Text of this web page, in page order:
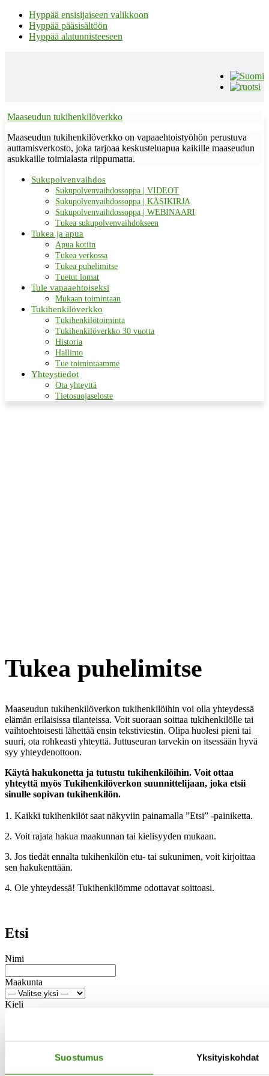
Suostumus Yksityiskohdat
Hyppää ensisijaiseen valikkoon
Hyppää pääsisältöön
Hyppää alatunnisteeseen
Maaseudun tukihenkilöverkko
Maaseudun tukihenkilöverkko on vapaaehtoistyöhön perustuva
auttamisverkosto, joka tarjoaa keskusteluapua kaikille maaseudun
asukkaille toimialasta riippumatta.
Sukupolvenvaihdos
Sukupolvenvaihdossoppa | VIDEOT
Sukupolvenvaihdossoppa | KÄSIKIRJA
Sukupolvenvaihdossoppa | WEBINAARI
Tukea sukupolvenvaihdokseen
Tukea ja apua
Apua kotiin
Tukea verkossa
Tukea puhelimitse
Tuetut lomat
Tule vapaaehtoiseksi
Mukaan toimintaan
Tukihenkilöverkko
Tukihenkilötoiminta
Tukihenkilöverkko 30 vuotta
Historia
Hallinto
Tue toimintaamme
Yhteystiedot
Ota yhteyttä
Tietosuojaseloste
Tukea puhelimitse
Maaseudun tukihenkilöverkon tukihenkilöihin voi olla yhteydessä
elämän erilaisissa tilanteissa. Voit suoraan soittaa tukihenkilölle tai
vaihtoehtoisesti lähettää ensin tekstiviestin. Olipa huolesi pieni tai
suuri, ota rohkeasti yhteyttä. Juttuseuran tarvekin on itsessään hyvä
syy yhteydenottoon.
Käytä hakukonetta ja tutustu tukihenkilöihin. Voit ottaa
yhteyttä myös Tukihenkilöverkon suunnittelijaan, joka etsii
sinulle sopivan tukihenkilön.
1. Kaikki tukihenkilöt saat näkyviin painamalla ”Etsi” -painiketta.
2. Voit rajata hakua maakunnan tai kielisyyden mukaan.
3. Jos tiedät ennalta tukihenkilön etu- tai sukunimen, voit kirjoittaa
sen hakukenttään.
4. Ole yhteydessä! Tukihenkilömme odottavat soittoasi.
Etsi
Nimi
Maakunta
Kieli